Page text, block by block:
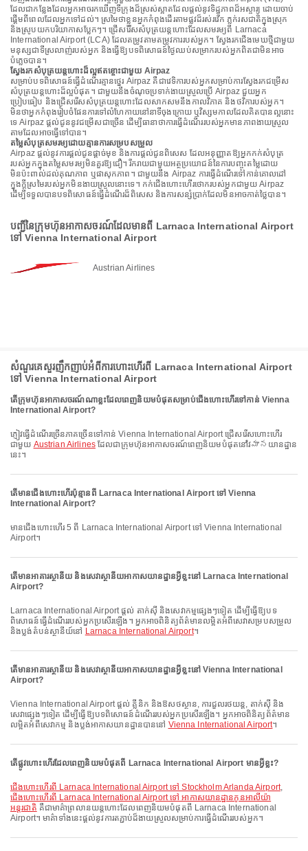
ដែលជាកន្លែងដែលអ្នកអាចរកឃើញទីក្រុងដ៏ស្រស់ស្អាតដែលផ្តល់នូវទិដ្ឋភាពដ៏អស្ចារ្យ ដោយចាប់
ផ្តើមពីពេលដែលអ្នកទៅដល់។ ស្រមៃថាខ្លួនអ្នកកំពុងដើរតាមផ្លូវដ៏រស់រវើក ភ្លក់រសជាតិក្នុងស្រុក
និងស្រូបយកបរិយាកាសប្លែកៗ។ ជ្រើសរើសសំបុត្រយន្តហោះដែលសមរម្យពី Larnaca
International Airport (LCA) ដែលតម្រូវតាមតម្រូវការរបស់អ្នក។ ស្វែងរកជើងមេឃថ្មីជាមួយ
មនុស្សជាទីស្រលាញ់របស់អ្នក និងធ្វើឱ្យបទពិសោធន៍ថ្ងៃឈប់សម្រាករបស់អ្នកពិតជាមិនអាច
បំភ្លេចបាន។
ស្វែងរកសំបុត្រយន្តហោះដ៏ល្អឥតខ្ចោះជាមួយ Airpaz
សម្រាប់បទពិសោធន៍ធ្វើដំណើរគ្មានថ្នេរ Airpaz គឺជាវេទិការបស់អ្នកសម្រាប់ការស្វែងរកជម្រើស
សំបុត្រយន្តហោះដ៏ល្អបំផុត។ ជាមួយនឹងចំណុចប្រទាក់ងាយស្រួលប្រើ Airpaz ជួយអ្នក
ប្រៀបធៀប និងជ្រើសរើសសំបុត្រយន្តហោះដែលសាកសមនឹងកាលវិភាគ និងថវិការបស់អ្នក។
មិនថាអ្នកកំពុងរៀបចំផែនការទៅលំហែកាយនៅនាទីចុងក្រោយ ឬវិស្សមកាលដែលគិតបានល្អនោះ
ទេ Airpaz ផ្តល់ជូននូវជម្រើសជាច្រើន ដើម្បីធានាថាការធ្វើដំណើររបស់អ្នកមានភាពងាយស្រួល
តាមដែលអាចធ្វើទៅបាន។
តម្លៃសំបុត្រសមរម្យដោយគ្មានការសម្របសម្រួល
Airpaz ផ្តល់នូវការផ្តល់ជូនផ្តាច់មុខ និងការផ្តល់ជូនពិសេស ដែលអនុញ្ញាតឱ្យអ្នកកក់សំបុត្រ
របស់អ្នកក្នុងតម្លៃសមរម្យមិនគួរឱ្យជឿ។ រីករាយជាមួយអត្ថប្រយោជន៍នៃការបញ្ចុះតម្លៃដោយ
មិនប៉ះពាល់ដល់គុណភាព ឬផាសុកភាព។ ជាមួយនឹង Airpaz ការធ្វើដំណើរទៅកាន់គោលដៅ
ក្នុងក្តីស្រមៃរបស់អ្នកមិនងាយស្រួលនោះទេ។ កក់ជើងហោះហើរថោករបស់អ្នកជាមួយ Airpaz
ដើម្បីទទួលបានបទពិសោធន៍ធ្វើដំណើរដ៏ពិសេស និងការសន្សំប្រាក់ដែលមិនអាចកាត់ថ្លៃបាន។
បញ្ជីនៃក្រុមហ៊ុនអាកាសចរណ៍ដែលមានពី Larnaca International Airport
ទៅ Vienna International Airport
Austrian Airlines
សំណួរគេសួរញឹកញាប់អំពីការហោះហើរពី Larnaca International Airport
ទៅ Vienna International Airport
តើក្រុមហ៊ុនអាកាសចរណ៍ណាខ្លះដែលពេញនិយមបំផុតសម្រាប់ជើងហោះហើរទៅកាន់ Vienna
International Airport?
ភ្ញៀវធ្វើដំណើរច្រើនភាគច្រើនទៅកាន់ Vienna International Airport ជ្រើសរើសហោះហើរ
ជាមួយ Austrian Airlinesដែលជាក្រុមហ៊ុនអាកាសចរណ៍ពេញនិយមបំផុតនៅវిమానយានដ្ឋាន
នេះ។
តើមានជើងហោះហើរប៉ុន្មានពី Larnaca International Airport ទៅ Vienna
International Airport?
មានជើងហោះហើរ 5 ពី Larnaca International Airport ទៅ Vienna International
Airport។
តើមានអាគារស្ថានីយ និងសេវាស្ថានីយអាកាសយានដ្ឋានអ្វីខ្លះនៅ Larnaca International
Airport?
Larnaca International Airport ផ្តល់ តាក់ស៊ី និងសេវាកម្មផ្សេងៗទៀត ដើម្បីធ្វើឱ្យបទ
ពិសោធន៍ធ្វើដំណើររបស់អ្នកប្រសើរឡើង។ អ្នកអាចពិនិត្យព័ត៌មានលម្អិតអំពីសេវាសម្របសម្រួល
និងប្លង់តំបន់ស្ថានីយ៍នៅ Larnaca International Airport។
តើមានអាគារស្ថានីយ និងសេវាស្ថានីយអាកាសយានដ្ឋានអ្វីខ្លះនៅ Vienna International
Airport?
Vienna International Airport ផ្តល់ គ្លីនិក និងឱសថស្ថាន, ការជួលរថយន្ត, តាក់ស៊ី និង
សេវាផ្សេងៗទៀត ដើម្បីធ្វើឱ្យបទពិសោធន៍ដំណើររបស់អ្នកប្រសើរឡើង។ អ្នកអាចពិនិត្យព័ត៌មាន
លម្អិតអំពីសេវាកម្ម និងប្លង់អាកាសយានដ្ឋានបាននៅ Vienna International Airport។
តើផ្លូវហោះហើរដែលពេញនិយមបំផុតពី Larnaca International Airport មានអ្វីខ្លះ?
ជើងហោះហើរពី Larnaca International Airport ទៅ Stockholm Arlanda Airport,
ជើងហោះហើរពី Larnaca International Airport ទៅ អាកាសយានដ្ឋានកូនអាលីយ៉ា
អន្តរជាតិ គឺជាមាគ៌ាព្រលានយន្តហោះដែលពេញនិយមបំផុតពី Larnaca International
Airport។ មាគ៌ាទាំងនេះផ្តល់នូវការតភ្ជាប់ដ៏ងាយស្រួលសម្រាប់ការធ្វើដំណើររបស់អ្នក។